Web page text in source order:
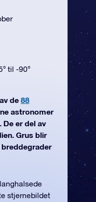
til -90°
de 88
astronomer
De er del av
Grus blir
stjernebildet